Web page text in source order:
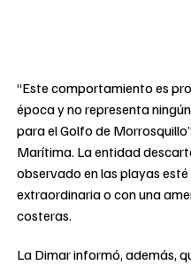
“Este comportamiento es
época y no representa
para el Golfo de
Marítima. La entidad
observado en las playas
extraordinaria o con una
costeras.
La Dimar informó, además,